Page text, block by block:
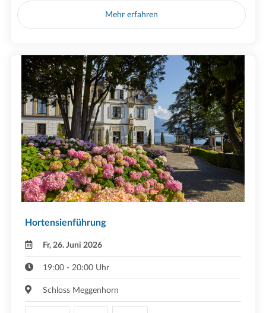
Mehr erfahren
Hortensienführung
Fr, 26. Juni 2026
19:00 - 20:00 Uhr
Schloss Meggenhorn